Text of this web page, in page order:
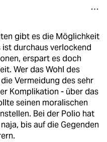
gibt es die Möglichkeit
durchaus verlockend
erspart es doch
Wer das Wohl des
Vermeidung des sehr
Komplikation - über das
seinen moralischen
Bei der Polio hat
bis auf die Gegenden